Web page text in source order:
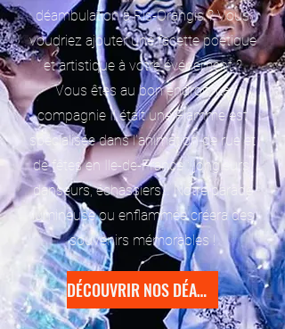
déambulation à Ris-Orangis ? Vous
voudriez ajouter une facette poétique
et artistique à votre événement ?
Vous êtes au bon endroit. La
compagnie Il était une Flamme est
spécialisée dans l’animation de rue et
de fêtes en Ile-de-France : jongleurs,
danseurs, échassiers… Notre parade
lumineuse ou enflammée créera des
souvenirs mémorables !
DÉCOUVRIR NOS DÉAMBULATIONS